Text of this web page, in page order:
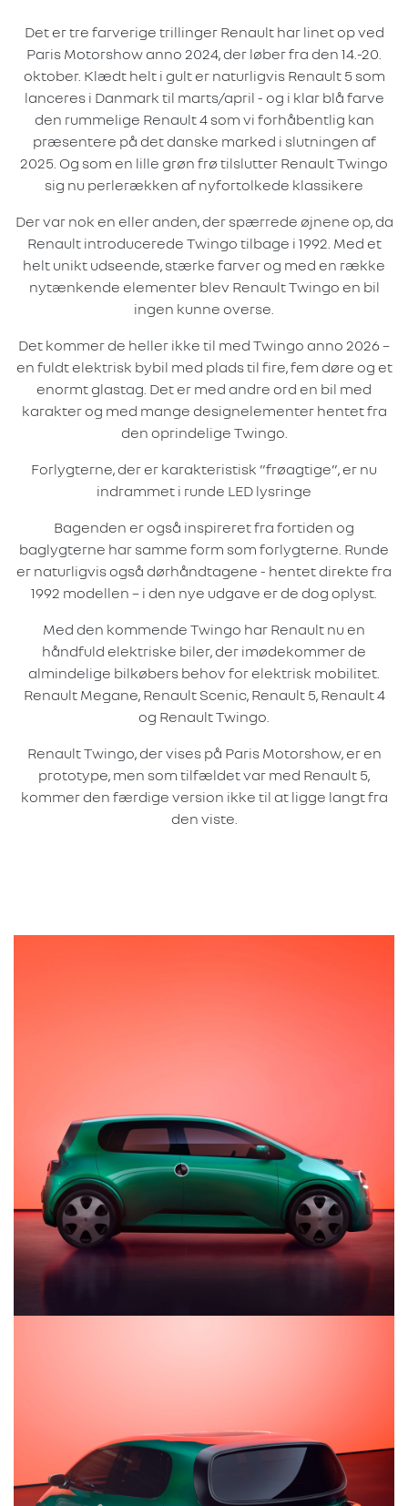
Det er tre farverige trillinger Renault har linet op ved
Paris Motorshow anno 2024, der løber fra den 14.-20.
oktober. Klædt helt i gult er naturligvis Renault 5 som
lanceres i Danmark til marts/april - og i klar blå farve
den rummelige Renault 4 som vi forhåbentlig kan
præsentere på det danske marked i slutningen af
2025. Og som en lille grøn frø tilslutter Renault Twingo
sig nu perlerækken af nyfortolkede klassikere
Der var nok en eller anden, der spærrede øjnene op, da
Renault introducerede Twingo tilbage i 1992. Med et
helt unikt udseende, stærke farver og med en række
nytænkende elementer blev Renault Twingo en bil
ingen kunne overse.
Det kommer de heller ikke til med Twingo anno 2026 –
en fuldt elektrisk bybil med plads til fire, fem døre og et
enormt glastag. Det er med andre ord en bil med
karakter og med mange designelementer hentet fra
den oprindelige Twingo.
Forlygterne, der er karakteristisk ”frøagtige”, er nu
indrammet i runde LED lysringe
Bagenden er også inspireret fra fortiden og
baglygterne har samme form som forlygterne. Runde
er naturligvis også dørhåndtagene - hentet direkte fra
1992 modellen – i den nye udgave er de dog oplyst.
Med den kommende Twingo har Renault nu en
håndfuld elektriske biler, der imødekommer de
almindelige bilkøbers behov for elektrisk mobilitet.
Renault Megane, Renault Scenic, Renault 5, Renault 4
og Renault Twingo.
Renault Twingo, der vises på Paris Motorshow, er en
prototype, men som tilfældet var med Renault 5,
kommer den færdige version ikke til at ligge langt fra
den viste.